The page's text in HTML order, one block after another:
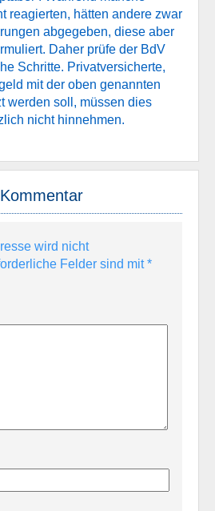
reagierten, hätten andere zwar
abgegeben, diese aber
Daher prüfe der BdV
Schritte. Privatversicherte,
mit der oben genannten
werden soll, müssen dies
nicht hinnehmen.
wird nicht
Felder sind mit*